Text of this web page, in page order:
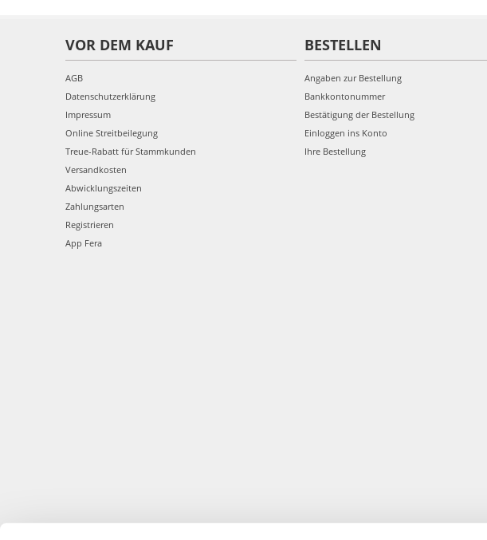
VOR DEM KAUF
AGB
Datenschutzerklärung
Impressum
Online Streitbeilegung
Treue-Rabatt für Stammkunden
Versandkosten
Abwicklungszeiten
Zahlungsarten
Registrieren
App Fera
BESTELLEN
Angaben zur Bestellung
Bankkontonummer
Bestätigung der Bestellung
Einloggen ins Konto
Ihre Bestellung